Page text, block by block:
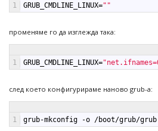
1 GRUB_CMDLINE_LINUX=""
променяме го да изглежда така:
1 GRUB_CMDLINE_LINUX=
след което конфигурираме наново grub-a:
1 grub-mkconfig -o /boot/grub/grub